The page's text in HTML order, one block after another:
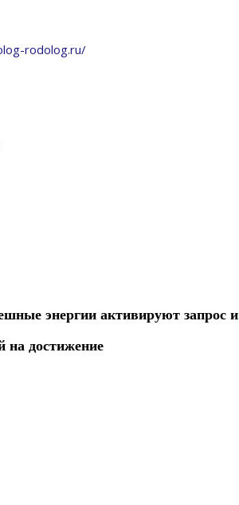
rodolog.ru/
энергии активируют запрос
на достижение